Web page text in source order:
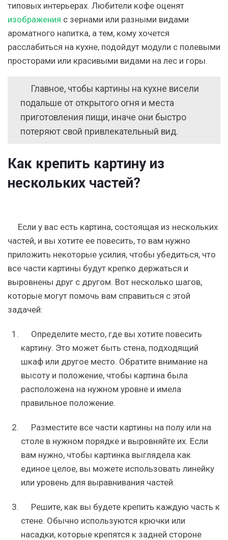
типовых интерьерах. Любители кофе оценят
изображения с зернами или разными видами
ароматного напитка, а тем, кому хочется
расслабиться на кухне, подойдут модули с полевыми
просторами или красивыми видами на лес и горы.
Главное, чтобы картины на кухне висели
подальше от открытого огня и места
приготовления пищи, иначе они быстро
потеряют свой привлекательный вид.
Как крепить картину из
нескольких частей?
Если у вас есть картина, состоящая из нескольких
частей, и вы хотите ее повесить, то вам нужно
приложить некоторые усилия, чтобы убедиться, что
все части картины будут крепко держаться и
выровнены друг с другом. Вот несколько шагов,
которые могут помочь вам справиться с этой
задачей:
Определите место, где вы хотите повесить
картину. Это может быть стена, подходящий
шкаф или другое место. Обратите внимание на
высоту и положение, чтобы картина была
расположена на нужном уровне и имела
правильное положение.
Разместите все части картины на полу или на
столе в нужном порядке и выровняйте их. Если
вам нужно, чтобы картинка выглядела как
единое целое, вы можете использовать линейку
или уровень для выравнивания частей.
Решите, как вы будете крепить каждую часть к
стене. Обычно используются крючки или
насадки, которые крепятся к задней стороне